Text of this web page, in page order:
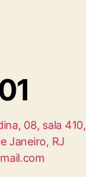
08, sala 410,
Janeiro, RJ